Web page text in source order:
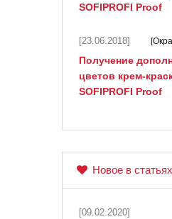
SOFIPROFI Proof
[23.06.2018]
Получение
цветов крем-
SOFIPROFI Proof
Новое в статьях
[09.02.2020]